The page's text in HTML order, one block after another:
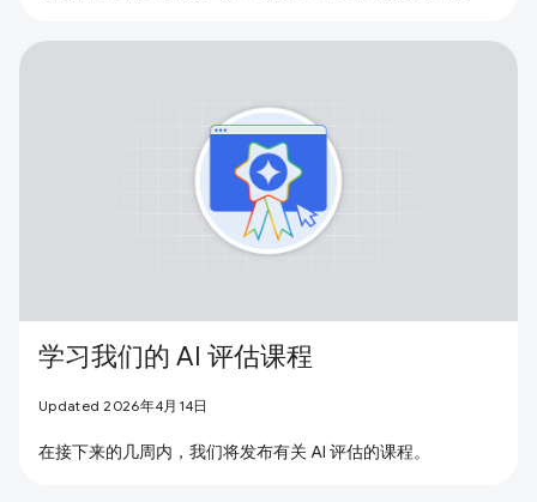
学习我们的 AI 评估课程
Updated 2026年4月14日
在接下来的几周内，我们将发布有关 AI 评估的课程。